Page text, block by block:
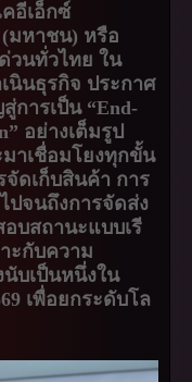
คอีเอ็กซ์
(มหาชน) หรือ
วนทั่วไทย ใน
นินธุรกิจ ประกาศ
การเป็น “End-
อย่างเต็มรูป
าเชื่อมโยงทุกขั้น
ดเก็บสินค้า การ
ปจนถึงการจัดส่ง
บสถานะแบบเรี
ะกับความ
บเป็นหนึ่งใน
เพื่อยกระดับโล